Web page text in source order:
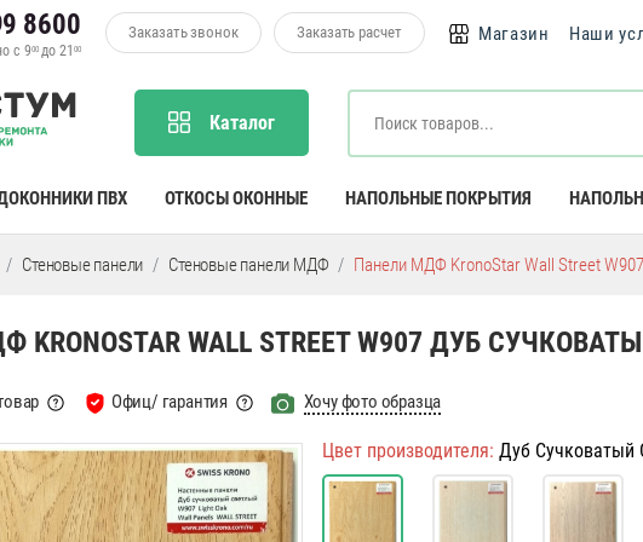
8600
с 900до 2100
Заказать звонок Заказать расчет Магазин Наши
Каталог
ПВХ ОТКОСЫ ОКОННЫЕ НАПОЛЬНЫЕ ПОКРЫТИЯ
Стеновые панели Стеновые панели МДФ Панели МДФ KronoStar Wall Street
WALL STREET W907 ДУБ
Офиц/ гарантия Хочу фото образца
Цвет производителя:Дуб Сучковатый